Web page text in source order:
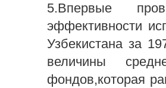
5.Впервые
эффективности
Узбекистана за
величины
фондов,которая